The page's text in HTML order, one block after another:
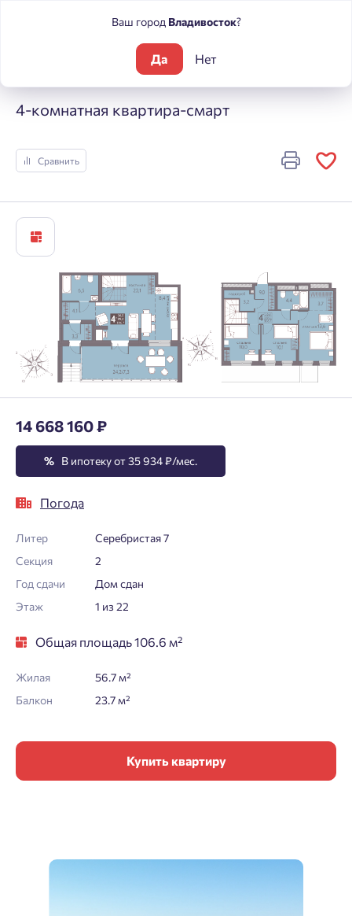
Погода
4-комнатная квартира-смарт
Сравнить
14 668 160 ₽
% В ипотеку от 35 934 ₽/мес.
Погода
Литер
Серебристая 7
Секция
2
Год сдачи
Дом сдан
Этаж
1 из 22
Общая площадь 106.6 м²
Жилая
56.7 м²
Балкон
23.7 м²
Купить квартиру
Ваш город Владивосток?
Да Нет